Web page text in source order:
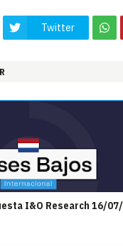
Twitter
I&O Research 16/